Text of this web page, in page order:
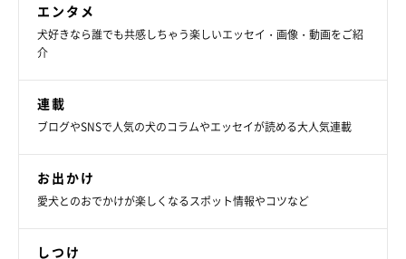
エンタメ
犬好きなら誰でも共感しちゃう楽しいエッセイ・画像・動画をご紹
介
連載
ブログやSNSで人気の犬のコラムやエッセイが読める大人気連載
お出かけ
愛犬とのおでかけが楽しくなるスポット情報やコツなど
しつけ